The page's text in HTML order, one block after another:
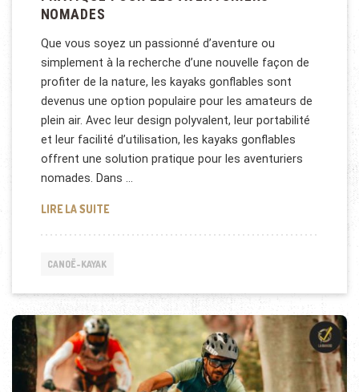
NOMADES
Que vous soyez un passionné d’aventure ou
simplement à la recherche d’une nouvelle façon de
profiter de la nature, les kayaks gonflables sont
devenus une option populaire pour les amateurs de
plein air. Avec leur design polyvalent, leur portabilité
et leur facilité d’utilisation, les kayaks gonflables
offrent une solution pratique pour les aventuriers
nomades. Dans …
LIRE LA SUITELES KAYAKS GONFLABLES : UNE OPTION
CANOË-KAYAK